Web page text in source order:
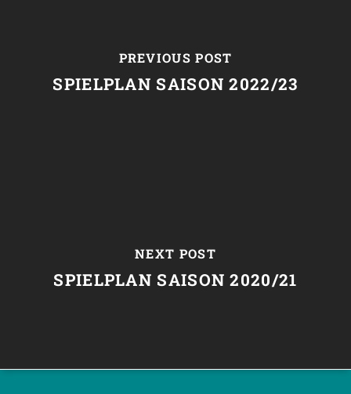
PREVIOUS POST
SPIELPLAN SAISON 2022/23
NEXT POST
SPIELPLAN SAISON 2020/21